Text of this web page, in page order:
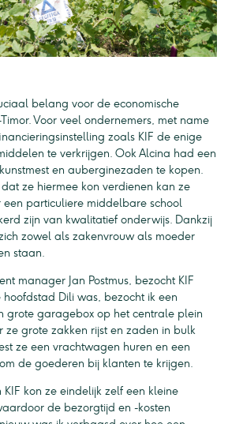
belang voor de economische
Voor veel ondernemers, met name
zoals KIF de enige
te verkrijgen. Ook Alcina had een
en auberginezaden te kopen.
ze hiermee kon verdienen kan ze
particuliere middelbare school
zijn van kwalitatief onderwijs. Dankzij
zowel als zakenvrouw als moeder
staan.
manager Jan Postmus, bezocht KIF
Dili was, bezocht ik een
grote garagebox op het centrale plein
grote zakken rijst en zaden in bulk
ze een vrachtwagen huren en een
de goederen bij klanten te krijgen.
kon ze eindelijk zelf een kleine
de bezorgtijd en -kosten